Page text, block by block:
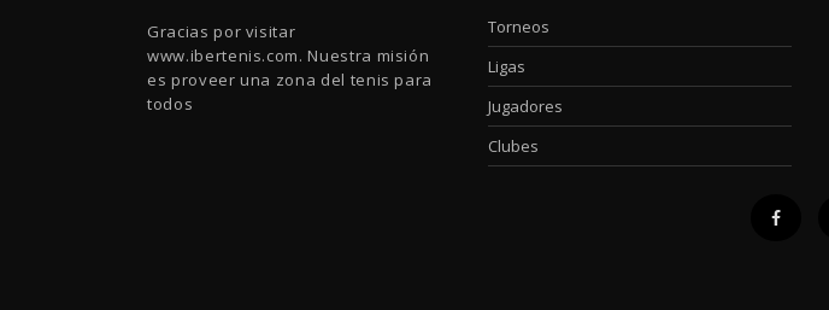
Gracias por visitar
www.ibertenis.com. Nuestra misión
es proveer una zona del tenis para
todos
Torneos
Ligas
Jugadores
Clubes